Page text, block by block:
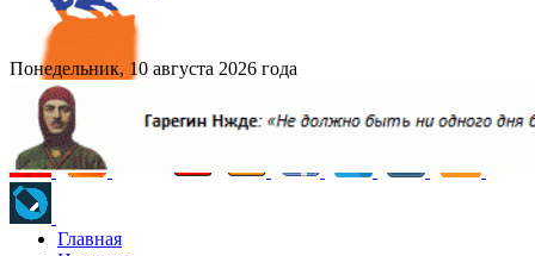
Понедельник, 10 августа 2026 года
Главная